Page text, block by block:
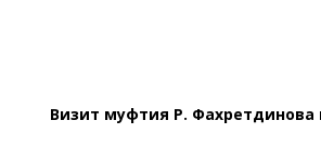
Визит муфтия Р. Фахретдинова